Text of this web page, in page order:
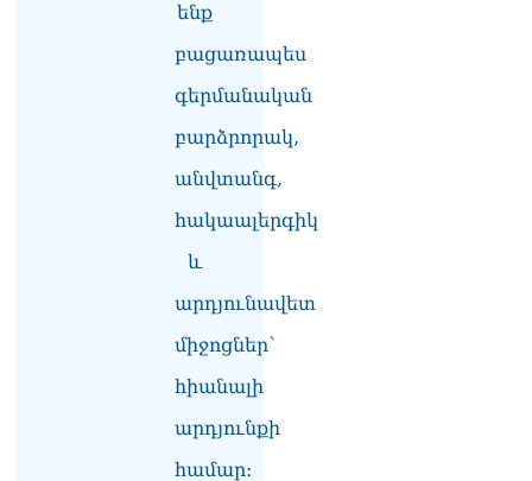
ենք
բացառապես
գերմանական
բարձրորակ,
անվտանգ,
հակաալերգիկ
և
արդյունավետ
միջոցներ՝
հիանալի
արդյունքի
համար։